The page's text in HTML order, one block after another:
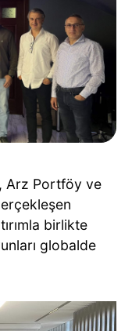
, Arz Portföy ve
birlikte
globalde